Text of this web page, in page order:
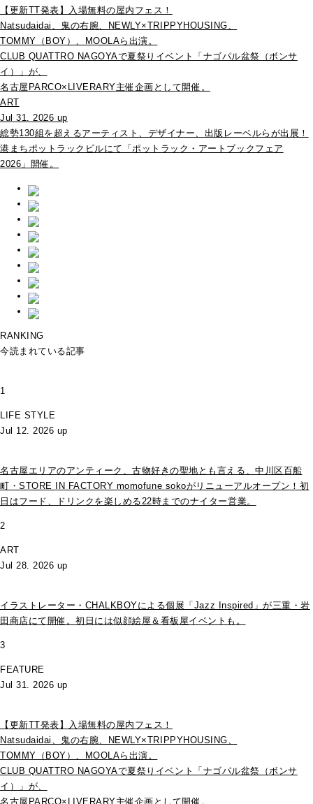
【更新TT発表】入場無料の屋内フェス！
Natsudaidai、鬼の右腕、NEWLY×TRIPPYHOUSING、
TOMMY（BOY）、MOOLAら出演。
CLUB QUATTRO NAGOYAで夏祭りイベント「ナゴパル盆祭（ボンサ
イ）」が、
名古屋PARCO×LIVERARY主催企画として開催。
ART
Jul 31. 2026 up
総勢130組を超えるアーティスト、デザイナー、出版レーベルらが出展！
港まちポットラックビルにて「ポットラック・アートブックフェア
2026」開催。
RANKING
今読まれている記事
1
LIFE STYLE
Jul 12. 2026 up
名古屋エリアのアンティーク、古物好きの聖地とも言える、中川区百船
町・STORE IN FACTORY momofune sokoがリニューアルオープン！初
日はフード、ドリンクを楽しめる22時までのナイター営業。
2
ART
Jul 28. 2026 up
イラストレーター・CHALKBOYによる個展「Jazz Inspired」が三重・岩
田商店にて開催。初日には似顔絵屋＆看板屋イベントも。
3
FEATURE
Jul 31. 2026 up
【更新TT発表】入場無料の屋内フェス！
Natsudaidai、鬼の右腕、NEWLY×TRIPPYHOUSING、
TOMMY（BOY）、MOOLAら出演。
CLUB QUATTRO NAGOYAで夏祭りイベント「ナゴパル盆祭（ボンサ
イ）」が、
名古屋PARCO×LIVERARY主催企画として開催。